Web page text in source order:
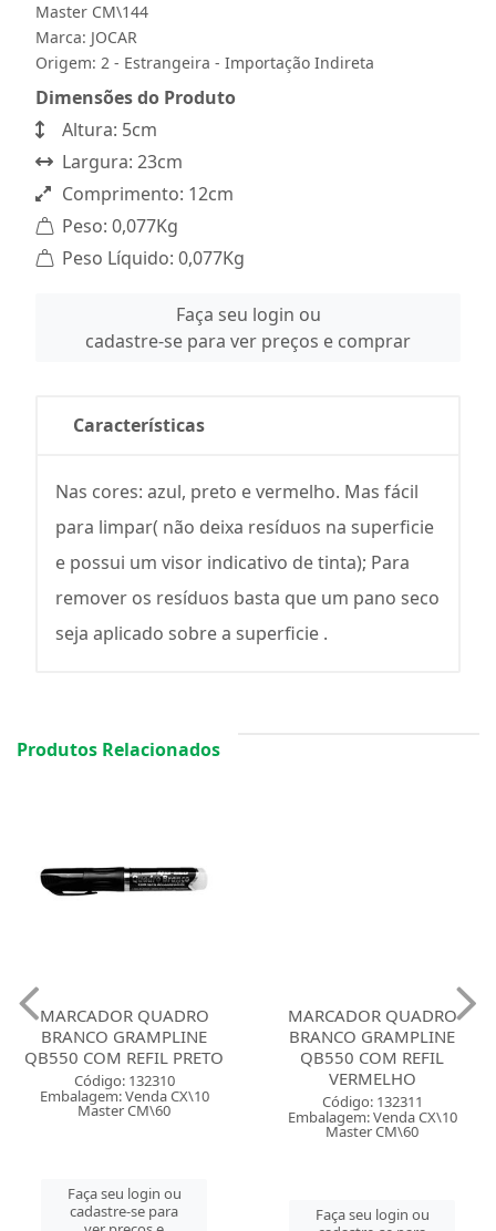
Master CM\144
Marca: JOCAR
Origem: 2 - Estrangeira - Importação Indireta
Dimensões do Produto
Altura: 5cm
Largura: 23cm
Comprimento: 12cm
Peso: 0,077Kg
Peso Líquido: 0,077Kg
Faça seu login ou
cadastre-se para ver preços e comprar
Características
Nas cores: azul, preto e vermelho. Mas fácil
para limpar( não deixa resíduos na superficie
e possui um visor indicativo de tinta); Para
remover os resíduos basta que um pano seco
seja aplicado sobre a superficie .
Produtos Relacionados
MARCADOR QUADRO
BRANCO GRAMPLINE
QB550 COM REFIL PRETO
Código: 132310
Embalagem: Venda CX\10
Master CM\60
Faça seu login ou
cadastre-se para
MARCADOR QUADRO
BRANCO GRAMPLINE
QB550 COM REFIL
VERMELHO
Código: 132311
Embalagem: Venda CX\10
Master CM\60
Faça seu login ou